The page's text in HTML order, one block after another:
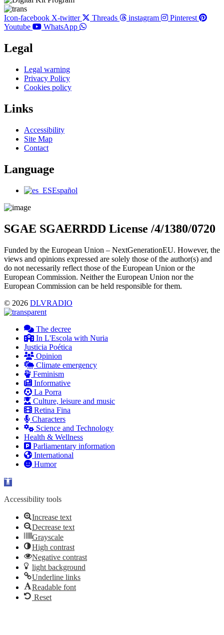
Icon-facebook X-twitter Threads instagram
Pinterest
Youtube
WhatsApp
Legal
Main
Menu
Legal warning
Privacy Policy
Cookies policy
Links
Main
Menu
Accessibility
Site Map
Contact
Language
Main
Español
SGAE SGAERRDD License /4/1380/0720
Funded by the European Union – NextGenerationEU. However, the
views and opinions expressed are solely those of the author(s) and
do not necessarily reflect those of the European Union or the
European Commission. Neither the European Union nor the
European Commission can be held responsible for them.
© 2026 DLVRADIO
The decree
In L'Escola with Nuria
Justicia Poética
Opinion
Climate emergency
Feminism
Informative
La Porra
Culture, leisure and music
Retina Fina
Characters
Science and Technology
Health & Wellness
Parliamentary information
International
Humor
Open toolbar
Accessibility tools
Increase text
Decrease text
Grayscale
High contrast
Negative contrast
light background
Underline links
Readable font
Reset